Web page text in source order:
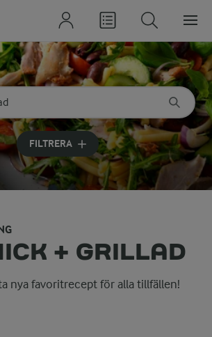
ingrediens
att få förslag
FILTRERA
+ GRILLAD
nya favoritrecept för alla tillfällen!